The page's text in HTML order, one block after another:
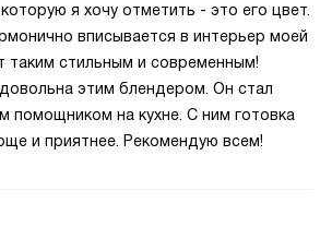
я хочу отметить - это его цвет.
вписывается в интерьер моей
таким стильным и современным!
этим блендером. Он стал
помощником на кухне. С ним готовка
и приятнее. Рекомендую всем!